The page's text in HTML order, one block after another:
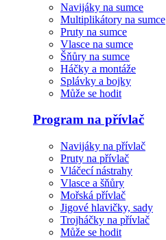
Navijáky na sumce
Multiplikátory na sumce
Pruty na sumce
Vlasce na sumce
Šňůry na sumce
Háčky a montáže
Splávky a bojky
Může se hodit
Program na přívlač
Navijáky na přívlač
Pruty na přívlač
Vláčecí nástrahy
Vlasce a šňůry
Mořská přívlač
Jigové hlavičky, sady
Trojháčky na přívlač
Může se hodit